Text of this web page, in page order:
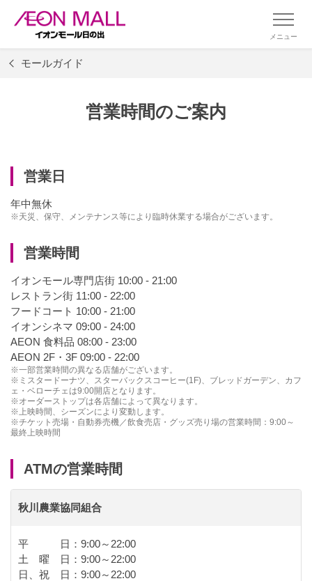
メニュー
モールガイド
営業時間のご案内
営業日
年中無休
※天災、保守、メンテナンス等により臨時休業する場合がございます。
営業時間
イオンモール専門店街 10:00 - 21:00
レストラン街 11:00 - 22:00
フードコート 10:00 - 21:00
イオンシネマ 09:00 - 24:00
AEON 食料品 08:00 - 23:00
AEON 2F・3F 09:00 - 22:00
※一部営業時間の異なる店舗がございます。
※ミスタードーナツ、スターバックスコーヒー(1F)、ブレッドガーデン、カフ
ェ・ベローチェは9:00開店となります。
※オーダーストップは各店舗によって異なります。
※上映時間、シーズンにより変動します。
※チケット売場・自動券売機／飲食売店・グッズ売り場の営業時間：9:00～
最終上映時間
ATMの営業時間
秋川農業協同組合
平 日：9:00～22:00
土 曜 日：9:00～22:00
日、祝 日：9:00～22:00